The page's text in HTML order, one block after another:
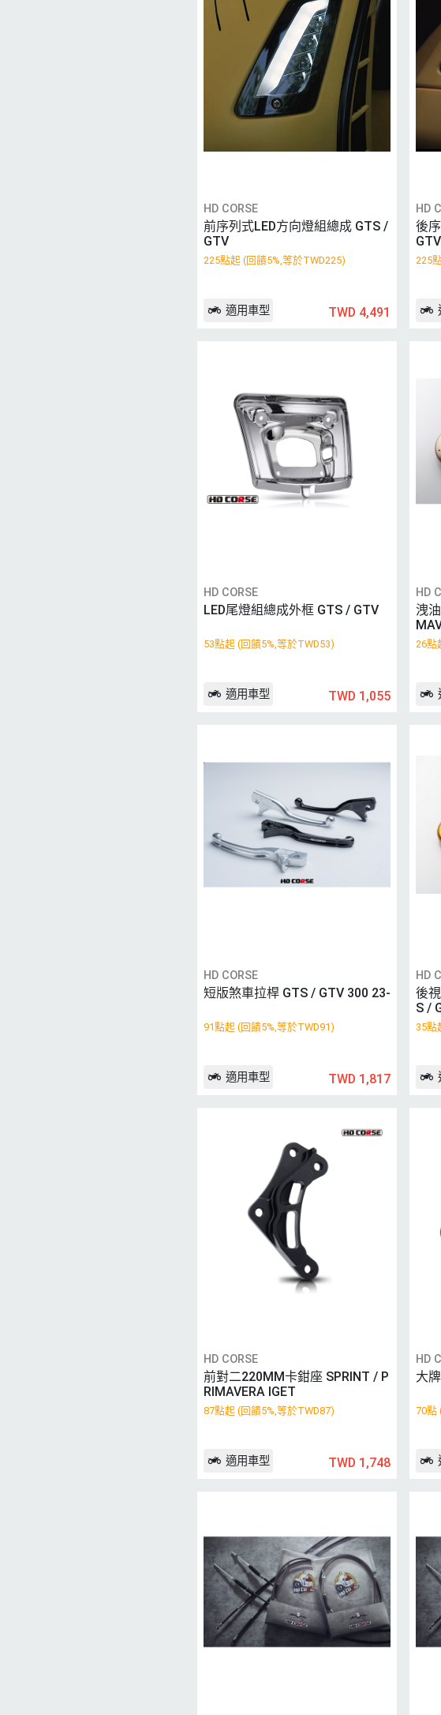
HD CORSE
前序列式LED方向燈組總成 GTS /
GTV
225點起 (回饋5%,等於TWD225)
適用車型 TWD 4,491
HD
後
GTV
225
HD CORSE
LED尾燈組總成外框 GTS / GTV
53點起 (回饋5%,等於TWD53)
適用車型 TWD 1,055
HD
洩
26點
HD CORSE
短版煞車拉桿 GTS / GTV 300 23-
91點起 (回饋5%,等於TWD91)
適用車型 TWD 1,817
HD
後
S /
35點
HD CORSE
前對二220MM卡鉗座 SPRINT / P
RIMAVERA IGET
87點起 (回饋5%,等於TWD87)
適用車型 TWD 1,748
HD
大
70點